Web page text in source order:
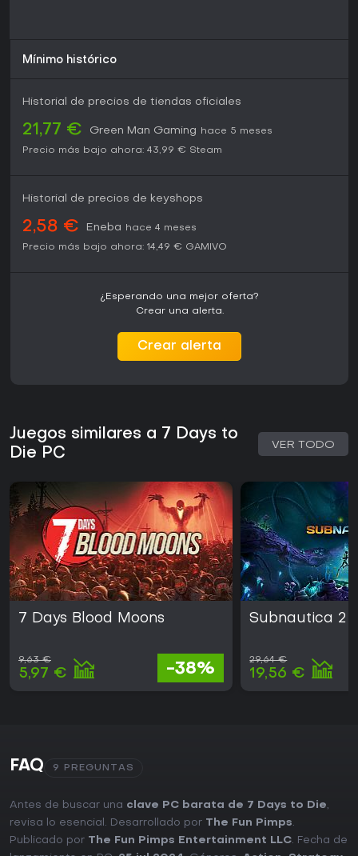
Mínimo histórico
Historial de precios de tiendas oficiales
21,77 € Green Man Gaming
hace 5 meses
Precio más bajo ahora: 43,99 € Steam
Historial de precios de keyshops
2,58 € Eneba
hace 4 meses
Precio más bajo ahora: 14,49 € GAMIVO
¿Esperando una mejor oferta?
Crear una alerta.
Crear alerta
Juegos similares a 7 Days to
Die PC
VER TODO
7 Days Blood Moons
9,63 €
5,97 € -38%
Subnautica 2
29,64 €
19,56 €
FAQ 9 PREGUNTAS
Antes de buscar una clave PC barata de 7 Days to Die,
revisa lo esencial. Desarrollado por The Fun Pimps.
Publicado por The Fun Pimps Entertainment LLC. Fecha de